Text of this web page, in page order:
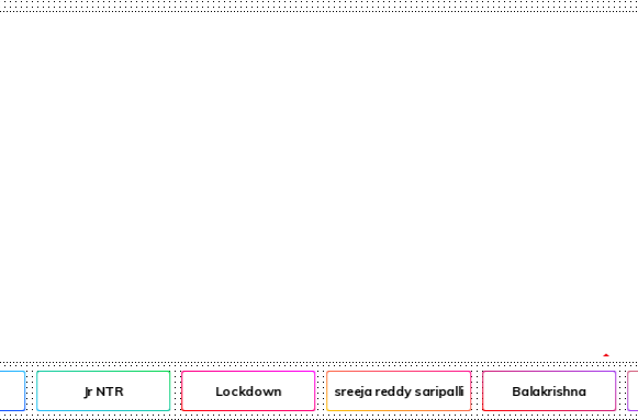
Jr NTR Lockdown sreeja reddy saripalli Balakrishna